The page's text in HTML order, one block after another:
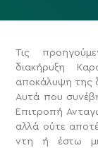
Τις
διακήρυξη
αποκάλυψη της
Αυτά που
Επιτροπή
αλλά ούτε
ντη ή έστω